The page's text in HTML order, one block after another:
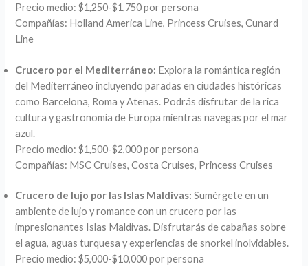
Precio medio: $1,250-$1,750 por persona
Compañías: Holland America Line, Princess Cruises, Cunard
Line
Crucero por el Mediterráneo: Explora la romántica región
del Mediterráneo incluyendo paradas en ciudades históricas
como Barcelona, Roma y Atenas. Podrás disfrutar de la rica
cultura y gastronomía de Europa mientras navegas por el mar
azul.
Precio medio: $1,500-$2,000 por persona
Compañías: MSC Cruises, Costa Cruises, Princess Cruises
Crucero de lujo por las Islas Maldivas: Sumérgete en un
ambiente de lujo y romance con un crucero por las
impresionantes Islas Maldivas. Disfrutarás de cabañas sobre
el agua, aguas turquesa y experiencias de snorkel inolvidables.
Precio medio: $5,000-$10,000 por persona